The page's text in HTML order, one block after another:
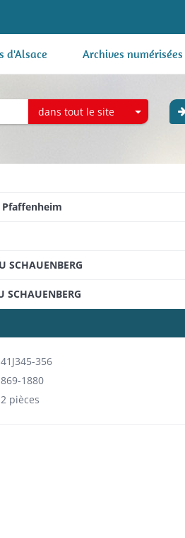
d'Alsace Archives numérisées
dans tout le site
Pfaffenheim
SCHAUENBERG
SCHAUENBERG
356
1880
pièces